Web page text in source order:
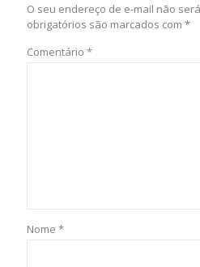
O seu endereço de e-mail não
obrigatórios são marcados com *
Comentário *
Nome *